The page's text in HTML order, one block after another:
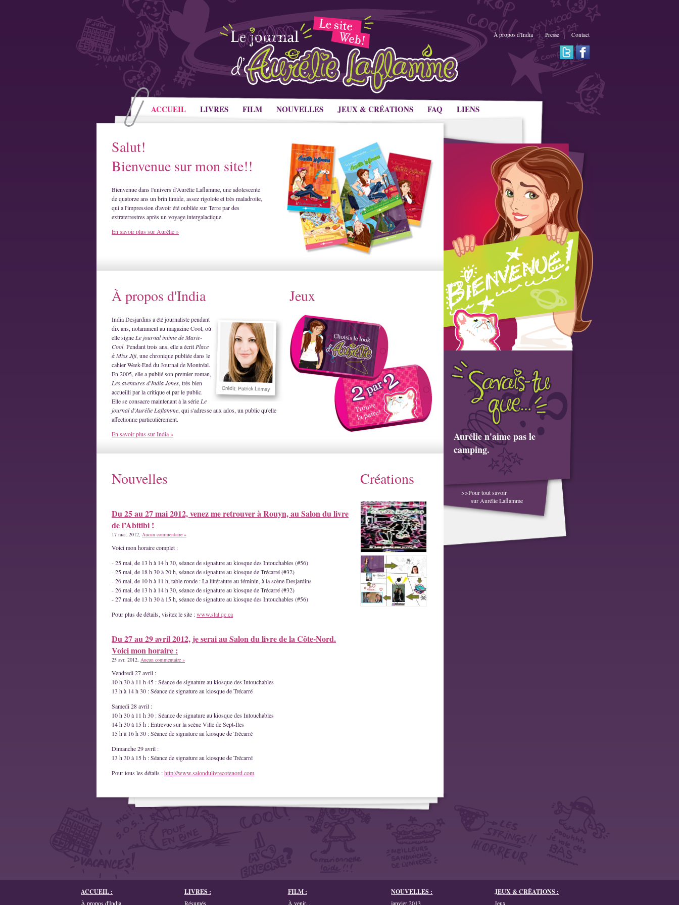
ACCUEIL LIVRES FILM NOUVELLES JEUX & CRÉATIONS FAQ LIENS
À propos d'India Presse Contact
Salut!
Bienvenue sur mon site!!
Bienvenue dans l'univers d'Aurélie Laflamme, une adolescente
de quatorze ans un brin timide, assez rigolote et très maladroite,
qui a l'impression d'avoir été oubliée sur Terre par des
extraterrestres après un voyage intergalactique.
En savoir plus sur Aurélie »
À propos d'India
India Desjardins a été journaliste pendant
dix ans, notamment au magazine Cool, où
elle signe Le journal intime de Marie-
Cool. Pendant trois ans, elle a écrit Place
à Miss Jiji, une chronique publiée dans le
cahier Week-End du Journal de Montréal.
En 2005, elle a publié son premier roman,
Les aventures d'India Jones, très bien
accueilli par la critique et par le public.
Elle se consacre maintenant à la série Le
journal d'Aurélie Laflamme, qui s'adresse aux ados, un public qu'elle
affectionne particulièrement.
En savoir plus sur India »
Jeux
Nouvelles
Du 25 au 27 mai 2012, venez me retrouver à Rouyn, au Salon du livre
de l’Abitibi !
17 mai. 2012, Aucun commentaire »
Voici mon horaire complet :
- 25 mai, de 13 h à 14 h 30, séance de signature au kiosque des Intouchables (#56)
- 25 mai, de 18 h 30 à 20 h, séance de signature au kiosque de Trécarré (#32)
- 26 mai, de 10 h à 11 h, table ronde : La littérature au féminin, à la scène Desjardins
- 26 mai, de 13 h à 14 h 30, séance de signature au kiosque de Trécarré (#32)
- 27 mai, de 13 h 30 à 15 h, séance de signature au kiosque des Intouchables (#56)
Pour plus de détails, visitez le site :www.slat.qc.ca
Du 27 au 29 avril 2012, je serai au Salon du livre de la Côte-Nord.
Voici mon horaire :
25 avr. 2012, Aucun commentaire »
Vendredi 27 avril :
10 h 30 à 11 h 45 : Séance de signature au kiosque des Intouchables
13 h à 14 h 30 : Séance de signature au kiosque de Trécarré
Samedi 28 avril :
10 h 30 à 11 h 30 : Séance de signature au kiosque des Intouchables
14 h 30 à 15 h : Entrevue sur la scène Ville de Sept-Îles
15 h à 16 h 30 : Séance de signature au kiosque de Trécarré
Dimanche 29 avril :
13 h 30 à 15 h : Séance de signature au kiosque de Trécarré
Pour tous les détails :http://www.salondulivrecotenord.com
Créations
Aurélie n'aime pas le
camping.
>>Pour tout savoir
sur Aurélie Laflamme
ACCUEIL :
À propos d'India
LIVRES :
Résumés
FILM :
À venir...
NOUVELLES :
janvier 2013
JEUX & CRÉATIONS :
Jeux